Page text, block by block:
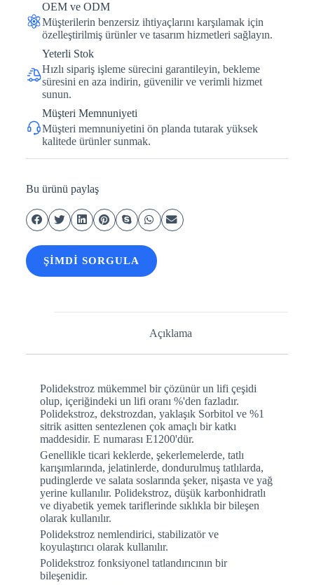
OEM ve ODM
Müşterilerin benzersiz ihtiyaçlarını karşılamak için
özelleştirilmiş ürünler ve tasarım hizmetleri sağlayın.
Yeterli Stok
Hızlı sipariş işleme sürecini garantileyin, bekleme
süresini en aza indirin, güvenilir ve verimli hizmet
sunun.
Müşteri Memnuniyeti
Müşteri memnuniyetini ön planda tutarak yüksek
kalitede ürünler sunmak.
Bu ürünü paylaş
ŞIMDI SORGULA
Açıklama
Polidekstroz mükemmel bir çözünür un lifi çeşidi
olup, içeriğindeki un lifi oranı %'den fazladır.
Polidekstroz, dekstrozdan, yaklaşık Sorbitol ve %1
sitrik asitten sentezlenen çok amaçlı bir katkı
maddesidir. E numarası E1200'dür.
Genellikle ticari keklerde, şekerlemelerde, tatlı
karışımlarında, jelatinlerde, dondurulmuş tatlılarda,
pudinglerde ve salata soslarında şeker, nişasta ve yağ
yerine kullanılır. Polidekstroz, düşük karbonhidratlı
ve diyabetik yemek tariflerinde sıklıkla bir bileşen
olarak kullanılır.
Polidekstroz nemlendirici, stabilizatör ve
koyulaştırıcı olarak kullanılır.
Polidekstroz fonksiyonel tatlandırıcının bir
bileşenidir.